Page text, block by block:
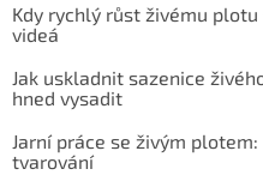
Kdy rychlý růst živému
videá
Jak uskladnit sazenice
hned vysadit
Jarní práce se živým
tvarování